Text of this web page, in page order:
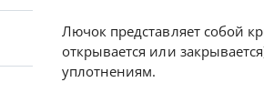
Лючок представляет собой
открывается или
уплотнениям.